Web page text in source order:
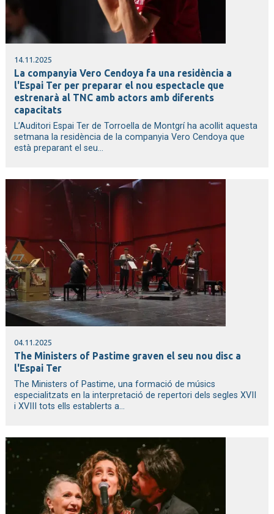
14.11.2025
La companyia Vero Cendoya fa una residència a
l'Espai Ter per preparar el nou espectacle que
estrenarà al TNC amb actors amb diferents
capacitats
L’Auditori Espai Ter de Torroella de Montgrí ha acollit aquesta
setmana la residència de la companyia Vero Cendoya que
està preparant el seu...
04.11.2025
The Ministers of Pastime graven el seu nou disc a
l'Espai Ter
The Ministers of Pastime, una formació de músics
especialitzats en la interpretació de repertori dels segles XVII
i XVIII tots ells establerts a...